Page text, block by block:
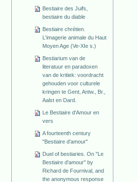
Bestiaire des Juifs,
bestiaire du diable
Bestiaire chrétien.
L'imagerie animale du Haut
Moyen Age (Ve-XIe s.)
Bestiarium van de
literatuur en paradoxen
van de kritiek: voordracht
gehouden voor culturele
kringen te Gent, Antw., Br.,
Aalst en Dard.
Le Bestiaire d'Amour en
vers
A fourteenth century
"Bestiaire d'amour"
Duel of bestiaries. On "Le
Bestiaire d'amour" by
Richard de Fournival, and
the anonymous response